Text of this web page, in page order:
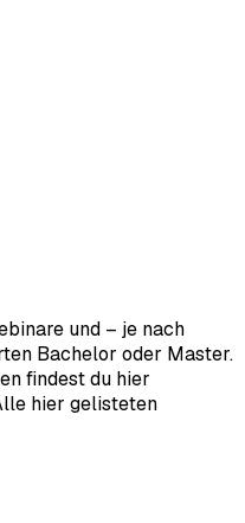
und – je nach
Bachelor oder Master.
findest du hier
hier gelisteten